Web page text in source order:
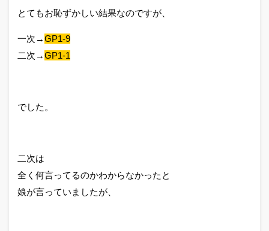
とてもお恥ずかしい結果なのですが、
一次→GP1-9
二次→GP1-1
でした。
二次は
全く何言ってるのかわからなかったと
娘が言っていましたが、